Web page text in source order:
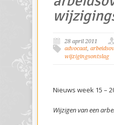
28 april 2011
advocaat,
wijzigingsontslag
Nieuws week 15 –
Wijzigen van een